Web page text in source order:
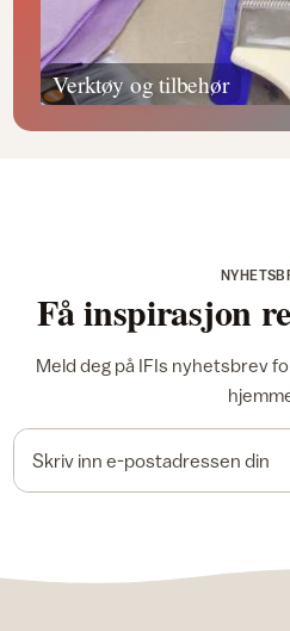
Verktøy og tilbehør
Få inspirasjon
Meld deg på IFIs nyhetsbrev